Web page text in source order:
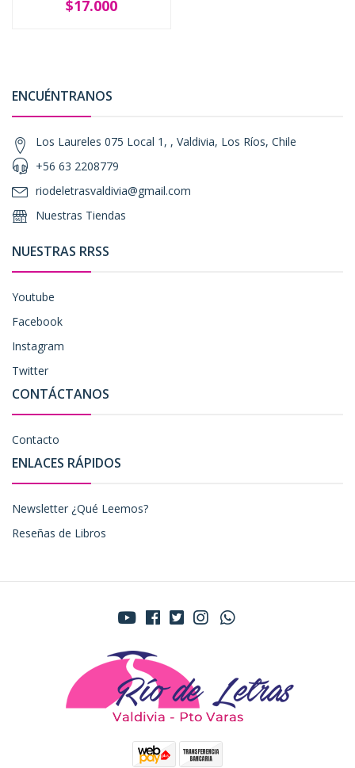
$17.000
ENCUÉNTRANOS
Los Laureles 075 Local 1, , Valdivia, Los Ríos, Chile
+56 63 2208779
riodeletrasvaldivia@gmail.com
Nuestras Tiendas
NUESTRAS RRSS
Youtube
Facebook
Instagram
Twitter
CONTÁCTANOS
Contacto
ENLACES RÁPIDOS
Newsletter ¿Qué Leemos?
Reseñas de Libros